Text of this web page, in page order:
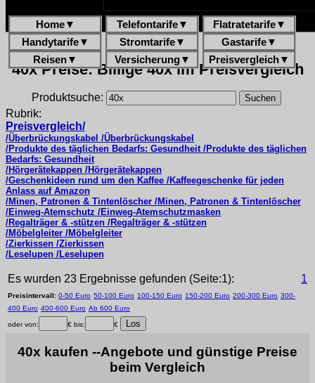
Home▼ Telefontarife▼ Flatratetarife▼
Handytarife▼ Stromtarife▼ Gastarife▼
Reisen▼ Versicherung▼ Preisvergleich▼
40x Preise: Billige 40x im Preisvergleich
Produktsuche:
Rubrik:
Preisvergleich/
/Überbrückungskabel /Überbrückungskabel
/Produkte des täglichen Bedarfs: Gesundheit /Produkte des täglichen
Bedarfs: Gesundheit
/Hörgerätekappen /Hörgerätekappen
/Geschenkideen rund um den Kaffee /Kaffeegeschenke für jeden
Anlass auf Amazon
/Minen, Patronen & Tintenlöscher /Minen, Patronen & Tintenlöscher
/Einweg-Atemschutz /Einweg-Atemschutzmasken
/Regalträger & -stützen /Regalträger & -stützen
/Möbelgleiter /Möbelgleiter
/Zierkissen /Zierkissen
/Leselupen /Leselupen
Es wurden 23 Ergebnisse gefunden (Seite:1): 1
Preisintervall: 0-50 Euro 50-100 Euro 100-150 Euro 150-200 Euro 200-300 Euro 300-
400 Euro 400-600 Euro Ab 600 Euro
oder von: € bis: €
40x kaufen --Angebote und günstige Preise
beim Vergleich